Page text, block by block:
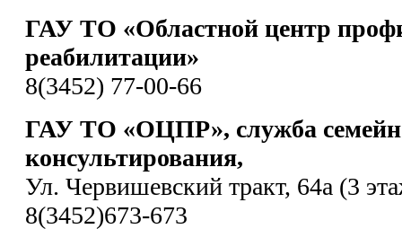
ГАУ ТО «Областной центр
реабилитации»
8(3452) 77-00-66
ГАУ ТО «ОЦПР», служба
консультирования,
Ул. Червишевский тракт, 64а (3
8(3452)673-673